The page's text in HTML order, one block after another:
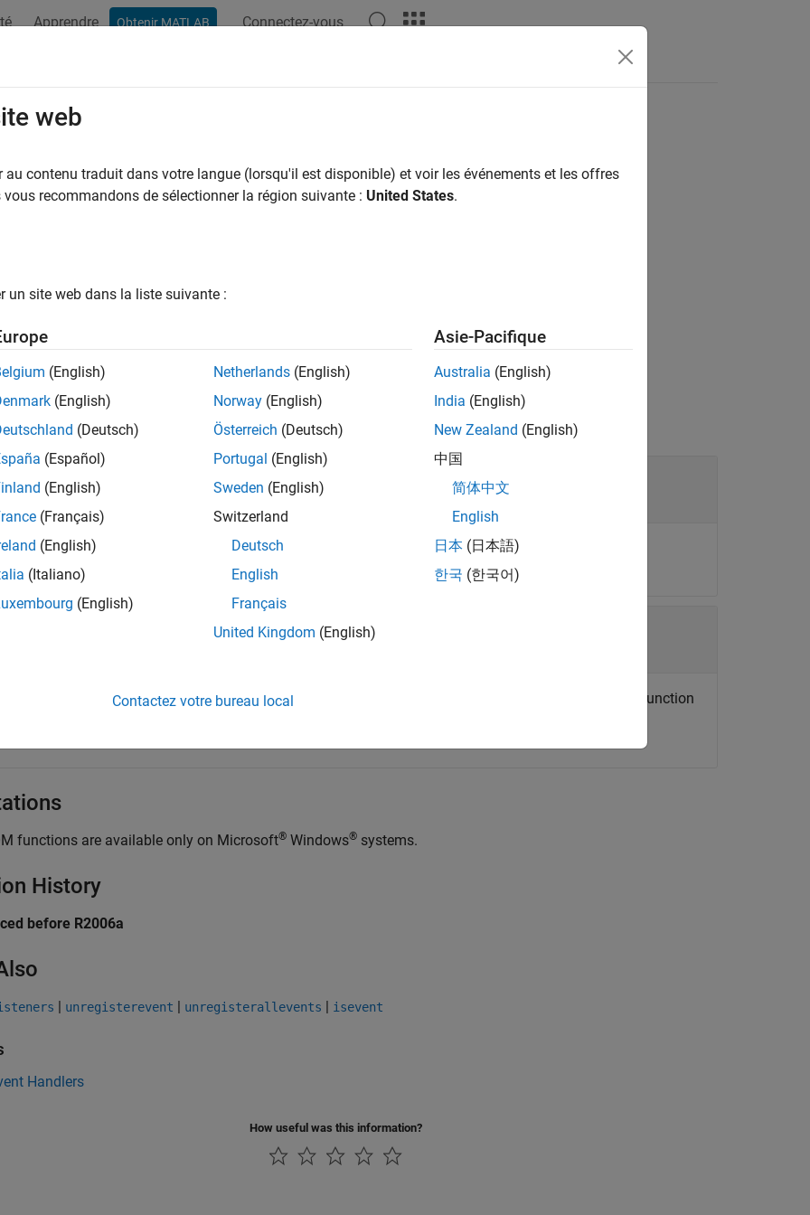
Apprendre Obtenir MATLAB Connectez-vous
event handler for COM object event at run time
registers event handler routines with their corresponding events.
Arguments
all
—
COM object
handle
object, specified as a function handle.
Function to call when event occurs
function handle
to call when an event occurs, specified as a string or a character vector naming the function or a function
functions are available only on Microsoft® Windows® systems.
History
before R2006a
| unregisterevent | unregisterallevents | isevent
Handlers
How useful was this information?
web
au contenu traduit dans votre langue (lorsqu'il est disponible) et voir les événements et les offres
vous recommandons de sélectionner la région suivante : United States.
un site web dans la liste suivante :
(English)
(English)
(Deutsch)
(Español)
(English)
(Français)
(English)
(Italiano)
(English)
Netherlands (English)
Norway (English)
Österreich (Deutsch)
Portugal (English)
Sweden (English)
Switzerland
Deutsch
English
Français
United Kingdom (English)
Asie-Pacifique
Australia (English)
India (English)
New Zealand (English)
中国
简体中文
English
日本 (日本語)
한국 (한국어)
Contactez votre bureau local